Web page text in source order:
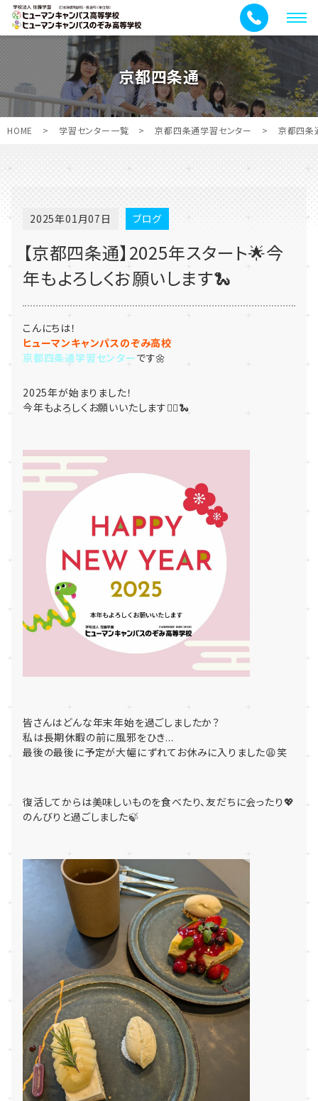
メ
ニ
ュ
ー
京都四条通
HOME > 学習センター一覧 > 京都四条通学習センター > 京都四条
2025年01月07日 ブログ
【京都四条通】2025年スタート🌟今
年もよろしくお願いします🐍
こんにちは！
ヒューマンキャンパスのぞみ高校
京都四条通学習センターです🌼
2025年が始まりました！
今年もよろしくお願いいたします🙇‍♀️🐍
皆さんはどんな年末年始を過ごしましたか？
私は長期休暇の前に風邪をひき...
最後の最後に予定が大幅にずれてお休みに入りました😩笑
復活してからは美味しいものを食べたり、友だちに会ったり💖
のんびりと過ごしました🍃